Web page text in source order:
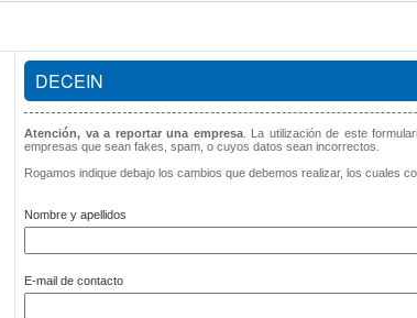
DECEIN
Atención, va a reportar una empresa. La utilización de este
empresas que sean fakes, spam, o cuyos datos sean incorrectos.
Rogamos indique debajo los cambios que debemos realizar, los cuales
Nombre y apellidos
E-mail de contacto